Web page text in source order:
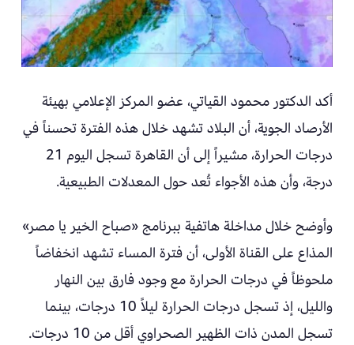
أكد الدكتور محمود القياتي، عضو المركز الإعلامي بهيئة
الأرصاد الجوية، أن البلاد تشهد خلال هذه الفترة تحسناً في
درجات الحرارة، مشيراً إلى أن القاهرة تسجل اليوم 21
درجة، وأن هذه الأجواء تُعد حول المعدلات الطبيعية.
وأوضح خلال مداخلة هاتفية ببرنامج «صباح الخير يا مصر»
المذاع على القناة الأولى، أن فترة المساء تشهد انخفاضاً
ملحوظاً في درجات الحرارة مع وجود فارق بين النهار
والليل، إذ تسجل درجات الحرارة ليلاً 10 درجات، بينما
تسجل المدن ذات الظهير الصحراوي أقل من 10 درجات.